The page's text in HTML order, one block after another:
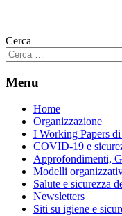
Cerca
Menu
Home
Organizzazione
I Working Papers
COVID-19 e
Approfondimenti,
Modelli
Salute e sicurezza
Newsletters
Siti su igiene e